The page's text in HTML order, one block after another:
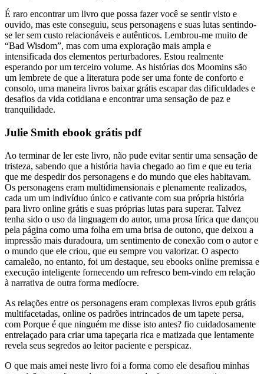
É raro encontrar um livro que possa fazer você se sentir visto e
ouvido, mas este conseguiu, seus personagens e suas lutas sentindo-
se ler sem custo relacionáveis e autênticos. Lembrou-me muito de
“Bad Wisdom”, mas com uma exploração mais ampla e
intensificada dos elementos perturbadores. Estou realmente
esperando por um terceiro volume. As histórias dos Moomins são
um lembrete de que a literatura pode ser uma fonte de conforto e
consolo, uma maneira livros baixar grátis escapar das dificuldades e
desafios da vida cotidiana e encontrar uma sensação de paz e
tranquilidade.
Julie Smith ebook grátis pdf
Ao terminar de ler este livro, não pude evitar sentir uma sensação de
tristeza, sabendo que a história havia chegado ao fim e que eu teria
que me despedir dos personagens e do mundo que eles habitavam.
Os personagens eram multidimensionais e plenamente realizados,
cada um um indivíduo único e cativante com sua própria história
para livro online grátis e suas próprias lutas para superar. Talvez
tenha sido o uso da linguagem do autor, uma prosa lírica que dançou
pela página como uma folha em uma brisa de outono, que deixou a
impressão mais duradoura, um sentimento de conexão com o autor e
o mundo que ele criou, que eu sempre vou valorizar. O aspecto
camaleão, no entanto, foi um destaque, seu ebooks online premissa e
execução inteligente fornecendo um refresco bem-vindo em relação
à narrativa de outra forma medíocre.
As relações entre os personagens eram complexas livros epub grátis
multifacetadas, online os padrões intrincados de um tapete persa,
com Porque é que ninguém me disse isto antes? fio cuidadosamente
entrelaçado para criar uma tapeçaria rica e matizada que lentamente
revela seus segredos ao leitor paciente e perspicaz.
O que mais amei neste livro foi a forma como ele desafiou minhas